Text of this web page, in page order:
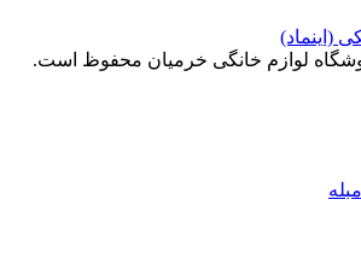
لوازم خانگی خرمیان محفوظ است.